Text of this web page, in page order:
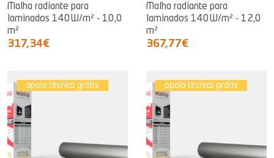
Malha radiante para
laminados 140W/m² - 10,0
m²
317,34€
Malha radiante para
laminados 140W/m² - 12,0
m²
367,77€
apoio técnico grátis apoio técnico grátis